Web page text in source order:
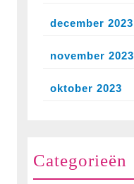
december 2023
november 2023
oktober 2023
Categorieën